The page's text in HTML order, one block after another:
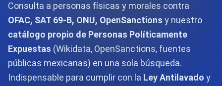
Consulta a personas físicas y morales contra
OFAC, SAT 69-B, ONU, OpenSanctions y nuestro
catálogo propio de Personas Políticamente
Expuestas (Wikidata, OpenSanctions, fuentes
públicas mexicanas) en una sola búsqueda.
Indispensable para cumplir con la Ley Antilavado y